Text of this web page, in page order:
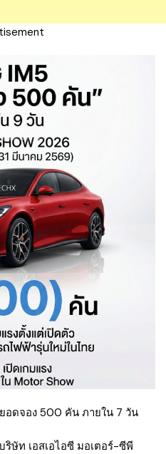
อดจอง 500 คัน ภายใน 7 วัน
ริษัท เอสเอไอซี มอเตอร์-ซีพี